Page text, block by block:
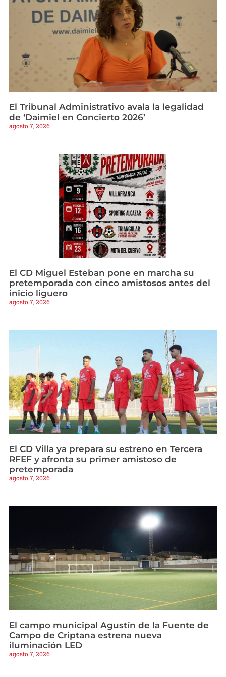
El Tribunal Administrativo avala la legalidad
de ‘Daimiel en Concierto 2026’
agosto 7, 2026
El CD Miguel Esteban pone en marcha su
pretemporada con cinco amistosos antes del
inicio liguero
agosto 7, 2026
El CD Villa ya prepara su estreno en Tercera
RFEF y afronta su primer amistoso de
pretemporada
agosto 7, 2026
El campo municipal Agustín de la Fuente de
Campo de Criptana estrena nueva
iluminación LED
agosto 7, 2026